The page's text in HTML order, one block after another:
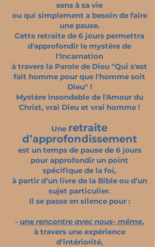
sens à sa vie
ou qui simplement a besoin de faire
une pause.
Cette retraite de 6 jours permettra
d'approfondir le mystère de
l'Incarnation
à travers la Parole de Dieu "Qui s'est
fait homme pour que l'homme soit
Dieu" !
Mystère insondable de l'Amour du
Christ, vrai Dieu et vrai homme !
Une retraite
d’approfondissement
est un temps de pause de 6 jours
pour approfondir un point
spécifique de la foi,
à partir d’un livre de la Bible ou d’un
sujet particulier.
Il se passe en silence pour :
- une rencontre avec nous- même,
à travers une expérience
d’intériorité,